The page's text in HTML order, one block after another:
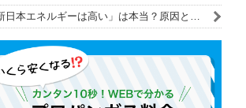
ランと徹底比較！
日本エネルギーは高い」は本当？原因と実
徹底比較！電気代を安くする解決策も紹介